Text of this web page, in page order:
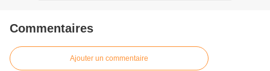
Commentaires
Ajouter un commentaire